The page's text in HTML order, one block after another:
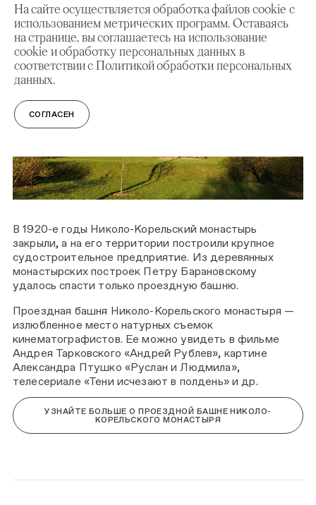
На сайте осуществляется обработка файлов cookie с
использованием метрических программ. Оставаясь
на странице, вы соглашаетесь на использование
cookie и обработку персональных данных в
соответствии с Политикой обработки персональных
данных.
СОГЛАСЕН
В 1920-е годы Николо-Корельский монастырь
закрыли, а на его территории построили крупное
судостроительное предприятие. Из деревянных
монастырских построек Петру Барановскому
удалось спасти только проездную башню.
Проездная башня Николо-Корельского монастыря —
излюбленное место натурных съемок
кинематографистов. Ее можно увидеть в фильме
Андрея Тарковского «Андрей Рублев», картине
Александра Птушко «Руслан и Людмила»,
телесериале «Тени исчезают в полдень» и др.
УЗНАЙТЕ БОЛЬШЕ О ПРОЕЗДНОЙ БАШНЕ НИКОЛО-
КОРЕЛЬСКОГО МОНАСТЫРЯ